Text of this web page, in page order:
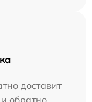
доставит
обратно.